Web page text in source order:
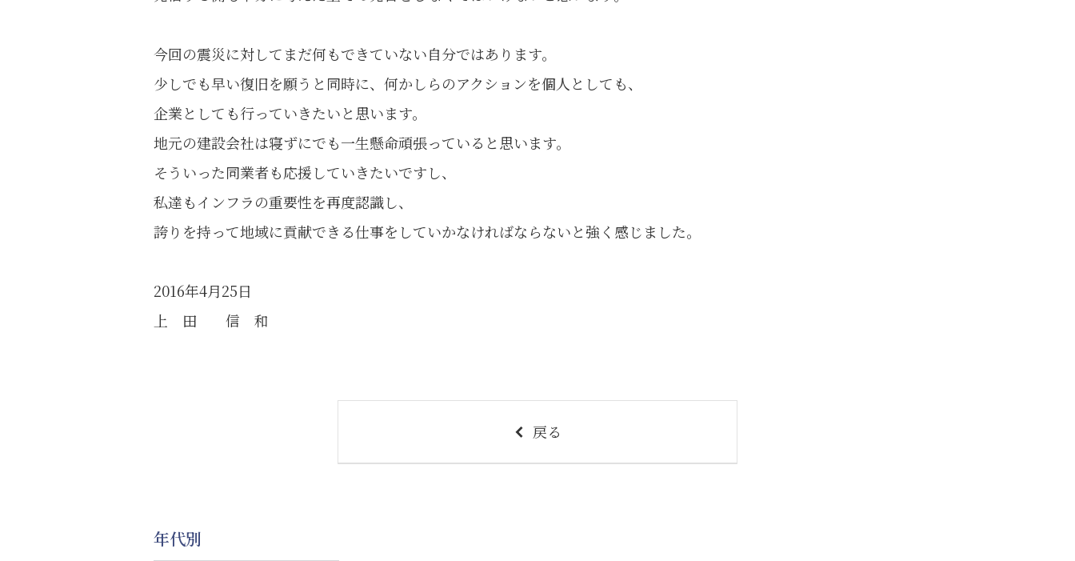
今回の震災に対してまだ何もできていない自分ではあります。
少しでも早い復旧を願うと同時に、何かしらのアクションを個人としても、
企業としても行っていきたいと思います。
地元の建設会社は寝ずにでも一生懸命頑張っていると思います。
そういった同業者も応援していきたいですし、
私達もインフラの重要性を再度認識し、
誇りを持って地域に貢献できる仕事をしていかなければならないと強く感じました。
2016年4月25日
上 田 信 和
戻る
年代別